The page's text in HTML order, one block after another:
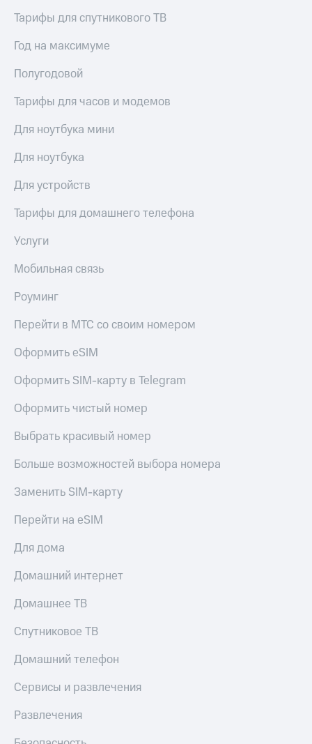
Тарифы для спутникового ТВ
Год на максимуме
Полугодовой
Тарифы для часов и модемов
Для ноутбука мини
Для ноутбука
Для устройств
Тарифы для домашнего телефона
Услуги
Мобильная связь
Роуминг
Перейти в МТС со своим номером
Оформить eSIM
Оформить SIM-карту в Telegram
Оформить чистый номер
Выбрать красивый номер
Больше возможностей выбора номера
Заменить SIM-карту
Перейти на eSIM
Для дома
Домашний интернет
Домашнее ТВ
Спутниковое ТВ
Домашний телефон
Сервисы и развлечения
Развлечения